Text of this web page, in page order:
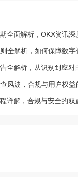
全面解析，OKX资讯深
全解析，从识别到应对
风波，合规与用户权益
详解，合规与安全的双